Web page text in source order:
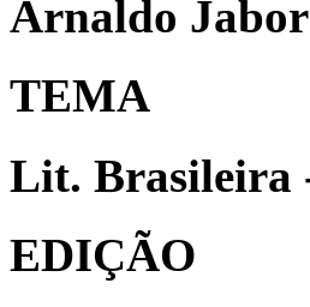
Arnaldo Jabor
TEMA
Lit. Brasileira
EDIÇÃO